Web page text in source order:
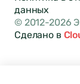
данных
© 2012-2026
Сделано в